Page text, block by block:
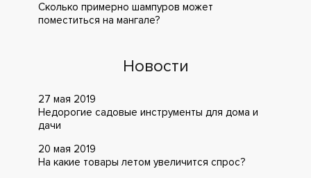
Сколько примерно шампуров может
поместиться на мангале?
Новости
27 мая 2019
Недорогие садовые инструменты для дома и
дачи
20 мая 2019
На какие товары летом увеличится спрос?